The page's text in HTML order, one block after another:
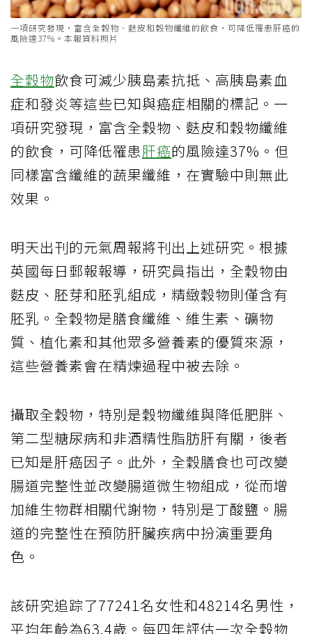
一項研究發現，富含全穀物、麩皮和穀物纖維的飲食，可降低罹患肝癌的
風險達37%。本報資料照片
全穀物飲食可減少胰島素抗抵、高胰島素血
症和發炎等這些已知與癌症相關的標記。一
項研究發現，富含全穀物、麩皮和穀物纖維
的飲食，可降低罹患肝癌的風險達37%。但
同樣富含纖維的蔬果纖維，在實驗中則無此
效果。
明天出刊的元氣周報將刊出上述研究。根據
英國每日郵報報導，研究員指出，全穀物由
麩皮、胚芽和胚乳組成，精緻穀物則僅含有
胚乳。全穀物是膳食纖維、維生素、礦物
質、植化素和其他眾多營養素的優質來源，
這些營養素會在精煉過程中被去除。
攝取全穀物，特別是穀物纖維與降低肥胖、
第二型糖尿病和非酒精性脂肪肝有關，後者
已知是肝癌因子。此外，全穀膳食也可改變
腸道完整性並改變腸道微生物組成，從而增
加維生物群相關代謝物，特別是丁酸鹽。腸
道的完整性在預防肝臟疾病中扮演重要角
色。
該研究追踪了77241名女性和48214名男性，
平均年齡為63.4歲。每四年評估一次全穀物